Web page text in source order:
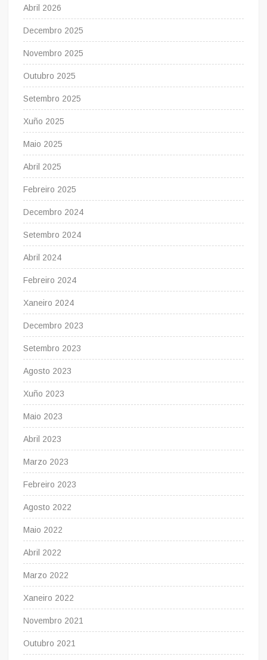
Abril 2026
Decembro 2025
Novembro 2025
Outubro 2025
Setembro 2025
Xuño 2025
Maio 2025
Abril 2025
Febreiro 2025
Decembro 2024
Setembro 2024
Abril 2024
Febreiro 2024
Xaneiro 2024
Decembro 2023
Setembro 2023
Agosto 2023
Xuño 2023
Maio 2023
Abril 2023
Marzo 2023
Febreiro 2023
Agosto 2022
Maio 2022
Abril 2022
Marzo 2022
Xaneiro 2022
Novembro 2021
Outubro 2021